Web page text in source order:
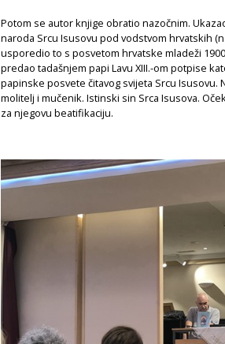
Potom se autor knjige obratio nazočnim.
naroda Srcu Isusovu pod vodstvom hrvatskih
usporedio to s posvetom hrvatske mladeži
predao tadašnjem papi Lavu XIII.-om potpise
papinske posvete čitavog svijeta Srcu Isusovu.
molitelj i mučenik. Istinski sin Srca Isusova.
za njegovu beatifikaciju.